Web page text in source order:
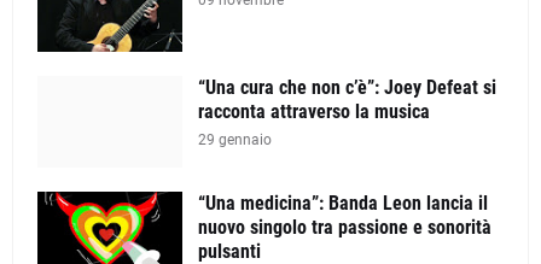
“Una cura che non c’è”: Joey Defeat si
racconta attraverso la musica
29 gennaio
“Una medicina”: Banda Leon lancia il
nuovo singolo tra passione e sonorità
pulsanti